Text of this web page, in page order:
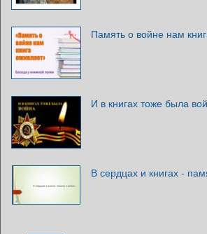
Память о войне нам
И в книгах тоже была
В сердцах и книгах -